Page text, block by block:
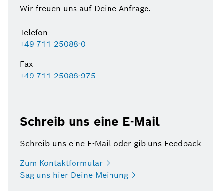
Wir freuen uns auf Deine Anfrage.
Telefon
+49 711 25088-0
Fax
+49 711 25088-975
Schreib uns eine E-Mail
Schreib uns eine E-Mail oder gib uns Feedback
Zum Kontaktformular
Sag uns hier Deine Meinung